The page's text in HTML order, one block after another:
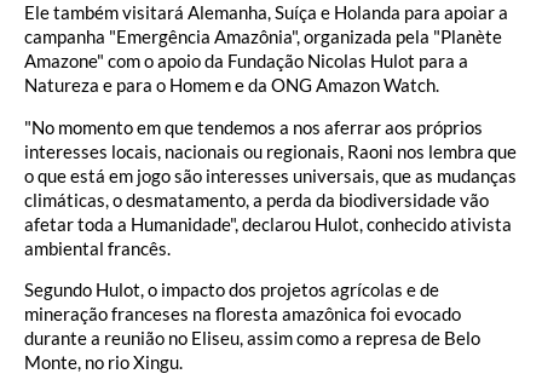
Ele também visitará Alemanha, Suíça e Holanda para apoiar a
campanha "Emergência Amazônia", organizada pela "Planète
Amazone" com o apoio da Fundação Nicolas Hulot para a
Natureza e para o Homem e da ONG Amazon Watch.
"No momento em que tendemos a nos aferrar aos próprios
interesses locais, nacionais ou regionais, Raoni nos lembra que
o que está em jogo são interesses universais, que as mudanças
climáticas, o desmatamento, a perda da biodiversidade vão
afetar toda a Humanidade", declarou Hulot, conhecido ativista
ambiental francês.
Segundo Hulot, o impacto dos projetos agrícolas e de
mineração franceses na floresta amazônica foi evocado
durante a reunião no Eliseu, assim como a represa de Belo
Monte, no rio Xingu.